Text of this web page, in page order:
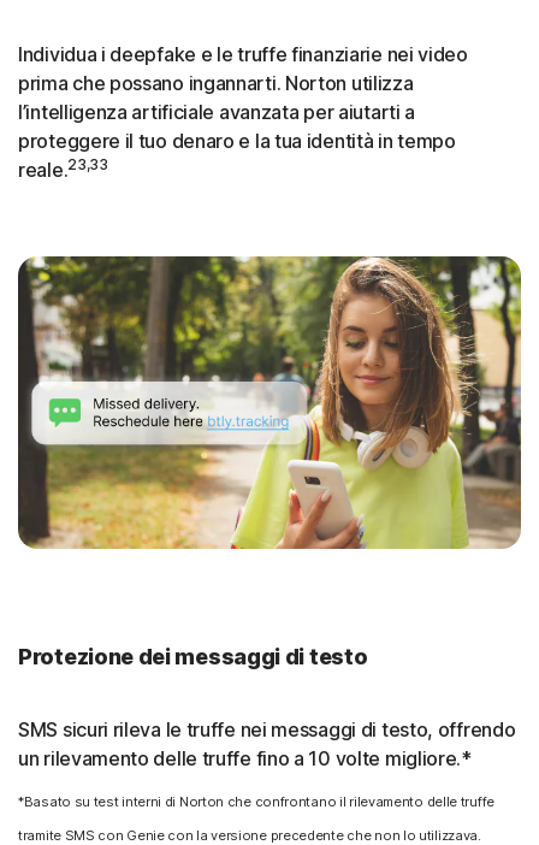
Individua i deepfake e le truffe finanziarie nei video
prima che possano ingannarti. Norton utilizza
l’intelligenza artificiale avanzata per aiutarti a
proteggere il tuo denaro e la tua identità in tempo
reale.23,33
Protezione dei messaggi di testo
SMS sicuri rileva le truffe nei messaggi di testo, offrendo
un rilevamento delle truffe fino a 10 volte migliore.*
*Basato su test interni di Norton che confrontano il rilevamento delle truffe
tramite SMS con Genie con la versione precedente che non lo utilizzava.